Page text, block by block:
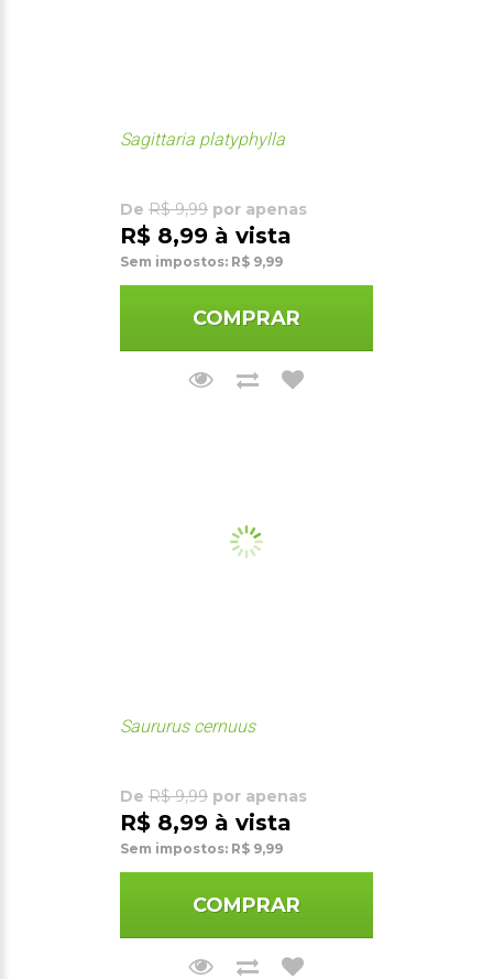
Sagittaria platyphylla
De R$ 9,99 por apenas
R$ 8,99 à vista
Sem impostos: R$ 9,99
COMPRAR
Saururus cernuus
De R$ 9,99 por apenas
R$ 8,99 à vista
Sem impostos: R$ 9,99
COMPRAR